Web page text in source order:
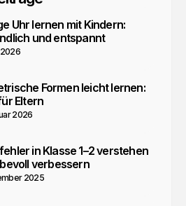
Uhr lernen mit Kindern:
und entspannt
Formen leicht lernen:
Eltern
2026
in Klasse 1–2 verstehen
verbessern
2025